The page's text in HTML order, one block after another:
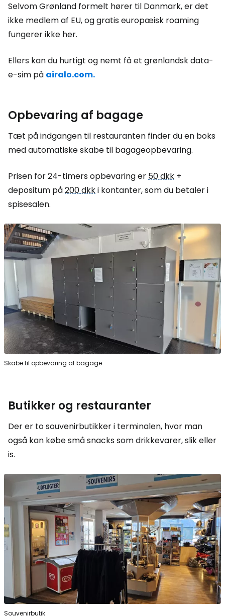
Selvom Grønland formelt hører til Danmark, er det
ikke medlem af EU, og gratis europæisk roaming
fungerer ikke her.
Ellers kan du hurtigt og nemt få et grønlandsk data-
e-sim på airalo.com.
Opbevaring af bagage
Tæt på indgangen til restauranten finder du en boks
med automatiske skabe til bagageopbevaring.
Prisen for 24-timers opbevaring er50 dkk +
depositum på200 dkki kontanter, som du betaler i
spisesalen.
Skabe til opbevaring af bagage
Butikker og restauranter
Der er to souvenirbutikker i terminalen, hvor man
også kan købe små snacks som drikkevarer, slik eller
is.
Souvenirbutik